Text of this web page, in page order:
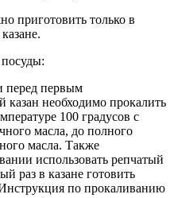
приготовить только в
перед первым
казан необходимо прокалить
100 градусов с
масла, до полного
масла. Также
использовать репчатый
раз в казане готовить
по прокаливанию